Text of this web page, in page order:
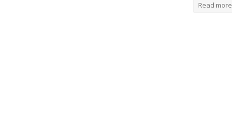
Read more